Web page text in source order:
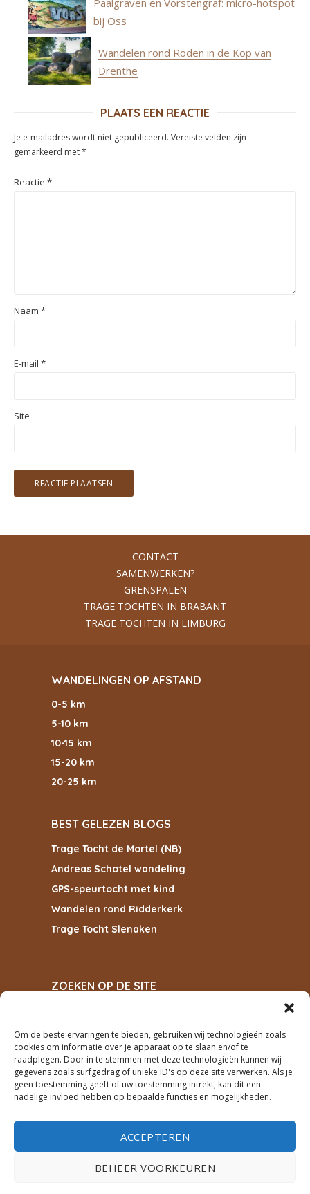
Om de beste ervaringen te bieden, gebruiken wij technologieën zoals
cookies om informatie over je apparaat op te slaan en/of te
raadplegen. Door in te stemmen met deze technologieën kunnen wij
gegevens zoals surfgedrag of unieke ID's op deze site verwerken. Als je
geen toestemming geeft of uw toestemming intrekt, kan dit een
nadelige invloed hebben op bepaalde functies en mogelijkheden.
ACCEPTEREN
BEHEER VOORKEUREN
Paalgraven en Vorstengraf: micro-hotspot
bij Oss
Wandelen rond Roden in de Kop van
Drenthe
PLAATS EEN REACTIE
Je e-mailadres wordt niet gepubliceerd. Vereiste velden zijn
gemarkeerd met*
Reactie *
Naam *
E-mail *
Site
CONTACT
SAMENWERKEN?
GRENSPALEN
TRAGE TOCHTEN IN BRABANT
TRAGE TOCHTEN IN LIMBURG
WANDELINGEN OP AFSTAND
0-5 km
5-10 km
10-15 km
15-20 km
20-25 km
BEST GELEZEN BLOGS
Trage Tocht de Mortel (NB)
Andreas Schotel wandeling
GPS-speurtocht met kind
Wandelen rond Ridderkerk
Trage Tocht Slenaken
ZOEKEN OP DE SITE
ZOEKEN
PRIVACY
cookiebeleid
privacyverklaring